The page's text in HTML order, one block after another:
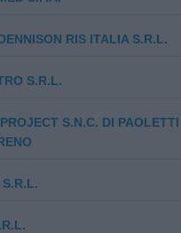
RIS ITALIA S.R.L.
S.R.L.
S.N.C. DI PAOLETTI